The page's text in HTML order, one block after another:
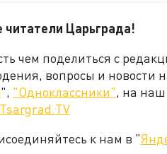
Царьграда!
чем поделиться с
вопросы и новости
", "Одноклассники", на наш
к нам в "